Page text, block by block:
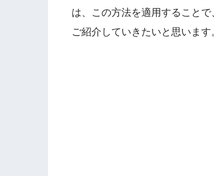
は、この方法を適用すること
ご紹介していきたいと思います